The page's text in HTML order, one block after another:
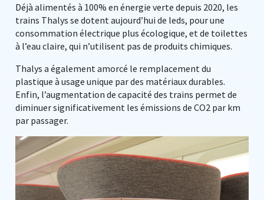
Déjà alimentés à 100% en énergie verte depuis 2020, les
trains Thalys se dotent aujourd’hui de leds, pour une
consommation électrique plus écologique, et de toilettes
à l’eau claire, qui n’utilisent pas de produits chimiques.
Thalys a également amorcé le remplacement du
plastique à usage unique par des matériaux durables.
Enfin, l’augmentation de capacité des trains permet de
diminuer significativement les émissions de CO2 par km
par passager.